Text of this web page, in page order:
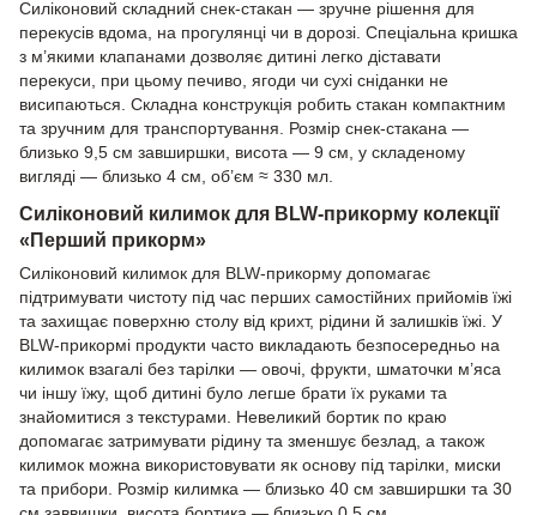
Силіконовий складний снек-стакан — зручне рішення для
перекусів вдома, на прогулянці чи в дорозі. Спеціальна кришка
з м’якими клапанами дозволяє дитині легко діставати
перекуси, при цьому печиво, ягоди чи сухі сніданки не
висипаються. Складна конструкція робить стакан компактним
та зручним для транспортування. Розмір снек-стакана —
близько 9,5 см завширшки, висота — 9 см, у складеному
вигляді — близько 4 см, об’єм ≈ 330 мл.
Силіконовий килимок для BLW-прикорму колекції
«Перший прикорм»
Силіконовий килимок для BLW-прикорму допомагає
підтримувати чистоту під час перших самостійних прийомів їжі
та захищає поверхню столу від крихт, рідини й залишків їжі. У
BLW-прикормі продукти часто викладають безпосередньо на
килимок взагалі без тарілки — овочі, фрукти, шматочки м’яса
чи іншу їжу, щоб дитині було легше брати їх руками та
знайомитися з текстурами. Невеликий бортик по краю
допомагає затримувати рідину та зменшує безлад, а також
килимок можна використовувати як основу під тарілки, миски
та прибори. Розмір килимка — близько 40 см завширшки та 30